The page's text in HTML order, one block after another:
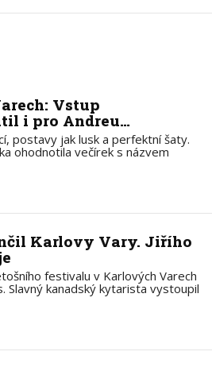
Vstup
i pro Andreu…
postavy jak lusk a perfektní šaty.
ohodnotila večírek s názvem
Karlovy Vary. Jiřího
festivalu v Karlových Varech
Slavný kanadský kytarista vystoupil